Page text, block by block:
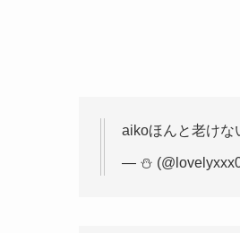
aikoほんと老けな
— ⛄️